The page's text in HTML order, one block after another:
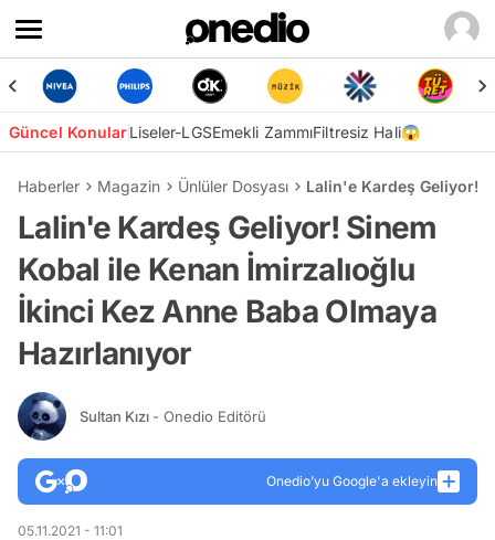
Güncel KonularLiseler-LGSEmekli ZammıFiltresiz Hali😱
Haberler Magazin Ünlüler Dosyası Lalin'e Kardeş Geliyor!
Lalin'e Kardeş Geliyor! Sinem
Kobal ile Kenan İmirzalıoğlu
İkinci Kez Anne Baba Olmaya
Hazırlanıyor
Sultan Kızı - Onedio Editörü
Onedio’yu Google'a ekleyin
05.11.2021 - 11:01